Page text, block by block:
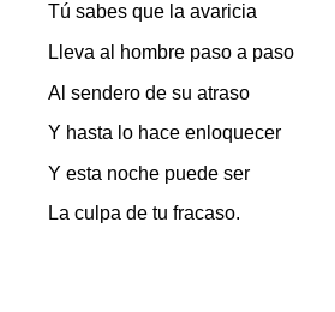
Tú sabes que la avaricia
Lleva al hombre paso a paso
Al sendero de su atraso
Y hasta lo hace enloquecer
Y esta noche puede ser
La culpa de tu fracaso.